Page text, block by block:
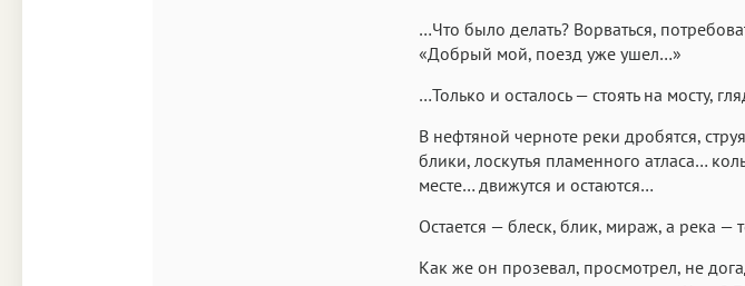
…Что было делать? Ворваться,
«Добрый мой, поезд уже ушел…»
…Только и осталось — стоять на мосту,
В нефтяной черноте реки дробятся,
блики, лоскутья пламенного атласа…
месте… движутся и остаются…
Остается — блеск, блик, мираж, а река —
Как же он прозевал, просмотрел, не